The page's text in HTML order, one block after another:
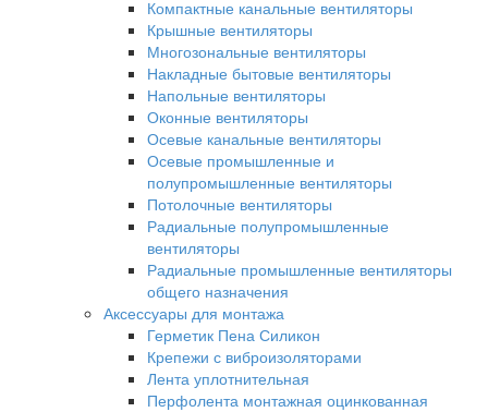
Компактные канальные вентиляторы
Крышные вентиляторы
Многозональные вентиляторы
Накладные бытовые вентиляторы
Напольные вентиляторы
Оконные вентиляторы
Осевые канальные вентиляторы
Осевые промышленные и
полупромышленные вентиляторы
Потолочные вентиляторы
Радиальные полупромышленные
вентиляторы
Радиальные промышленные вентиляторы
общего назначения
Аксессуары для монтажа
Герметик Пена Силикон
Крепежи с виброизоляторами
Лента уплотнительная
Перфолента монтажная оцинкованная